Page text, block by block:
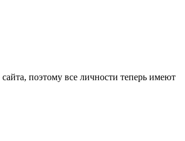
поэтому все личности теперь имеют